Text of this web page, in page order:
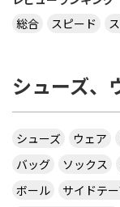
総合
スピード
シューズ、
シューズ ウェア
バッグ
ソックス
ボール
サイドテ